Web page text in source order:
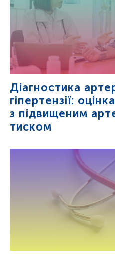
Діагностика
гіпертензії:
з підвищеним
тиском